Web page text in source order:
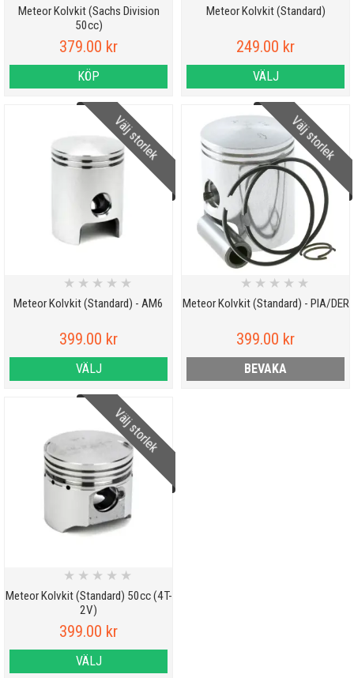
Meteor Kolvkit (Sachs Division
50cc)
379.00 kr
KÖP
Meteor Kolvkit (Standard)
249.00 kr
VÄLJ
Välj storlek
Meteor Kolvkit (Standard) - AM6
★ ★ ★ ★ ★
399.00 kr
VÄLJ
Välj storlek
Meteor Kolvkit (Standard) - PIA/DER
★ ★ ★ ★ ★
399.00 kr
BEVAKA
Välj storlek
Meteor Kolvkit (Standard) 50cc (4T-
2V)
★ ★ ★ ★ ★
399.00 kr
VÄLJ